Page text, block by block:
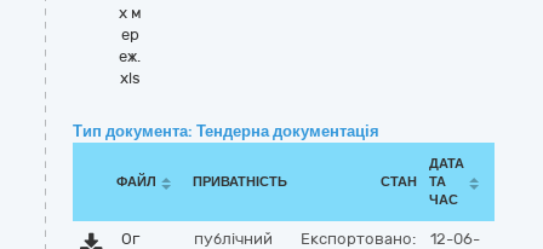
х м
ер
еж.
xls
Тип документа: Тендерна документація
ФАЙЛ ПРИВАТНІСТЬ СТАН
ДАТА
ТА
ЧАС
Ог
публічний Експортовано:
12-06-